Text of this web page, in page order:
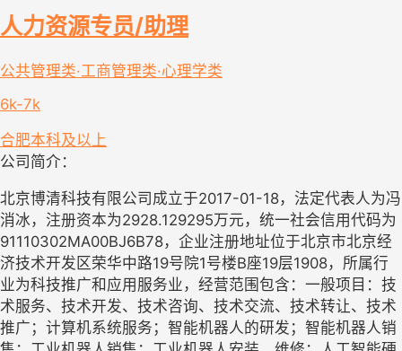
人力资源专员/助理
公共管理类·工商管理类·心理学类
6k-7k
合肥本科及以上
公司简介：
北京博清科技有限公司成立于2017-01-18，法定代表人为冯
消冰，注册资本为2928.129295万元，统一社会信用代码为
91110302MA00BJ6B78，企业注册地址位于北京市北京经
济技术开发区荣华中路19号院1号楼B座19层1908，所属行
业为科技推广和应用服务业，经营范围包含：一般项目：技
术服务、技术开发、技术咨询、技术交流、技术转让、技术
推广；计算机系统服务；智能机器人的研发；智能机器人销